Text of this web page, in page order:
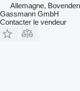
Allemagne, Bovenden
Gassmann GmbH
Contacter le vendeur